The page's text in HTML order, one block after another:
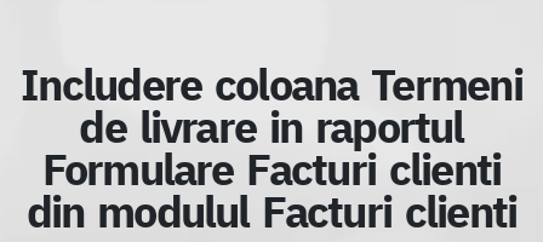
Includere coloana Termeni
de livrare in raportul
Formulare Facturi clienti
din modulul Facturi clienti